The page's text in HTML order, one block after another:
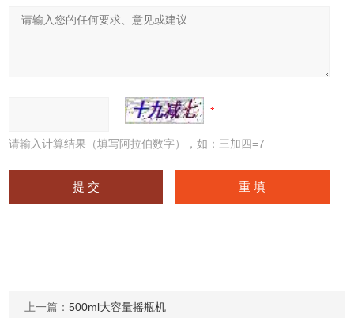
请输入计算结果（填写阿拉伯数字），如：三加四=7
上一篇：500ml大容量摇瓶机